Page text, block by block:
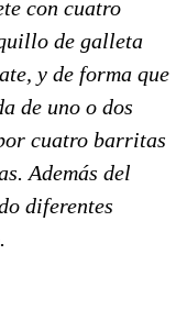
con cuatro
de galleta
y de forma que
de uno o dos
cuatro barritas
Además del
diferentes